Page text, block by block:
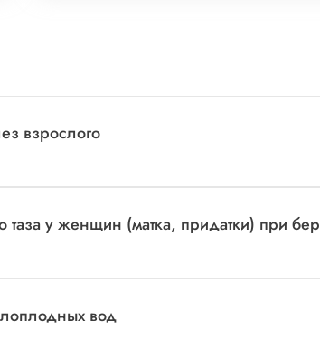
взрослого
таза у женщин (матка, придатки) при
вод